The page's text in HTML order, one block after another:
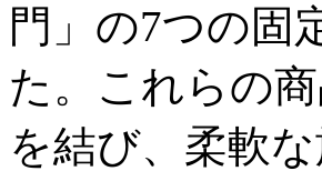
門」の7つの固
た。これらの
を結び、柔軟